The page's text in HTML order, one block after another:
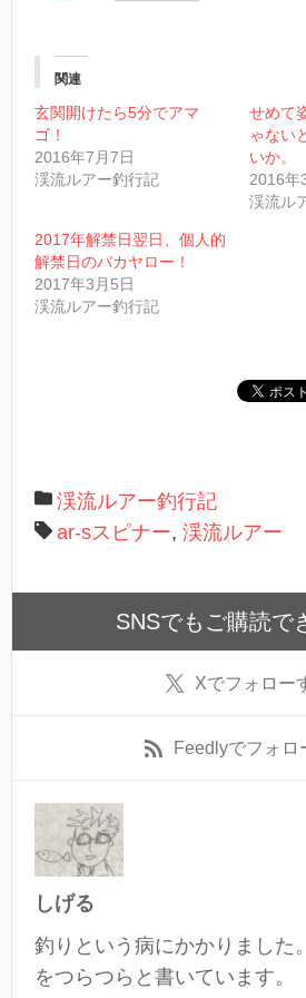
て
w
t
t
r
で
共
し
い
ウ
ィ
ン
ド
関連
玄関開けたら5分でアマ
ゴ！
2016年7月7日
渓流ルアー釣行記
せめて
ゃない
いか。
2016年
渓流ル
2017年解禁日翌日、個人的
解禁日のバカヤロー！
2017年3月5日
渓流ルアー釣行記
渓流ルアー釣行記
ar-sスピナー, 渓流ルアー
SNSでもご購読で
Xでフォロー
Feedlyでフォロ
しげる
釣りという病にかかりました
をつらつらと書いています。